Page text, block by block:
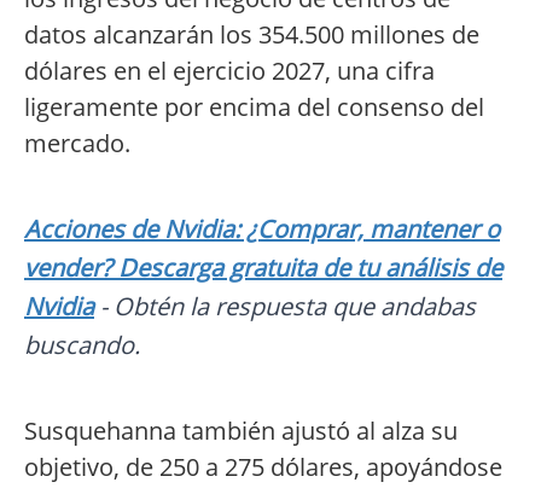
datos alcanzarán los 354.500 millones de
dólares en el ejercicio 2027, una cifra
ligeramente por encima del consenso del
mercado.
Acciones de Nvidia: ¿Comprar, mantener o
vender? Descarga gratuita de tu análisis de
Nvidia- Obtén la respuesta que andabas
buscando.
Susquehanna también ajustó al alza su
objetivo, de 250 a 275 dólares, apoyándose